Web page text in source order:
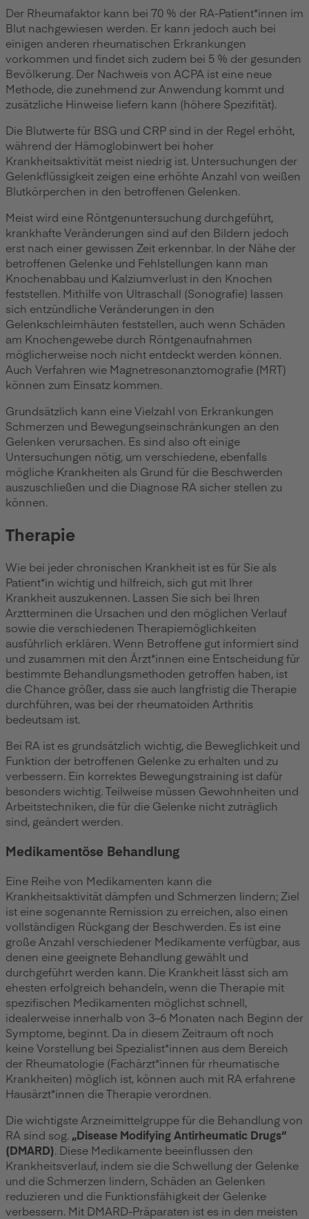
Der Rheumafaktor kann bei 70 % der RA-Patient*innen im
Blut nachgewiesen werden. Er kann jedoch auch bei
einigen anderen rheumatischen Erkrankungen
vorkommen und findet sich zudem bei 5 % der gesunden
Bevölkerung. Der Nachweis von ACPA ist eine neue
Methode, die zunehmend zur Anwendung kommt und
zusätzliche Hinweise liefern kann (höhere Spezifität).
Die Blutwerte für BSG und CRP sind in der Regel erhöht,
während der Hämoglobinwert bei hoher
Krankheitsaktivität meist niedrig ist. Untersuchungen der
Gelenkflüssigkeit zeigen eine erhöhte Anzahl von weißen
Blutkörperchen in den betroffenen Gelenken.
Meist wird eine Röntgenuntersuchung durchgeführt,
krankhafte Veränderungen sind auf den Bildern jedoch
erst nach einer gewissen Zeit erkennbar. In der Nähe der
betroffenen Gelenke und Fehlstellungen kann man
Knochenabbau und Kalziumverlust in den Knochen
feststellen. Mithilfe von Ultraschall (Sonografie) lassen
sich entzündliche Veränderungen in den
Gelenkschleimhäuten feststellen, auch wenn Schäden
am Knochengewebe durch Röntgenaufnahmen
möglicherweise noch nicht entdeckt werden können.
Auch Verfahren wie Magnetresonanztomografie (MRT)
können zum Einsatz kommen.
Grundsätzlich kann eine Vielzahl von Erkrankungen
Schmerzen und Bewegungseinschränkungen an den
Gelenken verursachen. Es sind also oft einige
Untersuchungen nötig, um verschiedene, ebenfalls
mögliche Krankheiten als Grund für die Beschwerden
auszuschließen und die Diagnose RA sicher stellen zu
können.
Therapie
Wie bei jeder chronischen Krankheit ist es für Sie als
Patient*in wichtig und hilfreich, sich gut mit Ihrer
Krankheit auszukennen. Lassen Sie sich bei Ihren
Arztterminen die Ursachen und den möglichen Verlauf
sowie die verschiedenen Therapiemöglichkeiten
ausführlich erklären. Wenn Betroffene gut informiert sind
und zusammen mit den Ärzt*innen eine Entscheidung für
bestimmte Behandlungsmethoden getroffen haben, ist
die Chance größer, dass sie auch langfristig die Therapie
durchführen, was bei der rheumatoiden Arthritis
bedeutsam ist.
Bei RA ist es grundsätzlich wichtig, die Beweglichkeit und
Funktion der betroffenen Gelenke zu erhalten und zu
verbessern. Ein korrektes Bewegungstraining ist dafür
besonders wichtig. Teilweise müssen Gewohnheiten und
Arbeitstechniken, die für die Gelenke nicht zuträglich
sind, geändert werden.
Medikamentöse Behandlung
Eine Reihe von Medikamenten kann die
Krankheitsaktivität dämpfen und Schmerzen lindern; Ziel
ist eine sogenannte Remission zu erreichen, also einen
vollständigen Rückgang der Beschwerden. Es ist eine
große Anzahl verschiedener Medikamente verfügbar, aus
denen eine geeignete Behandlung gewählt und
durchgeführt werden kann. Die Krankheit lässt sich am
ehesten erfolgreich behandeln, wenn die Therapie mit
spezifischen Medikamenten möglichst schnell,
idealerweise innerhalb von 3–6 Monaten nach Beginn der
Symptome, beginnt. Da in diesem Zeitraum oft noch
keine Vorstellung bei Spezialist*innen aus dem Bereich
der Rheumatologie (Fachärzt*innen für rheumatische
Krankheiten) möglich ist, können auch mit RA erfahrene
Hausärzt*innen die Therapie verordnen.
Die wichtigste Arzneimittelgruppe für die Behandlung von
RA sind sog. „Disease Modifying Antirheumatic Drugs“
(DMARD). Diese Medikamente beeinflussen den
Krankheitsverlauf, indem sie die Schwellung der Gelenke
und die Schmerzen lindern, Schäden an Gelenken
reduzieren und die Funktionsfähigkeit der Gelenke
verbessern. Mit DMARD-Präparaten ist es in den meisten